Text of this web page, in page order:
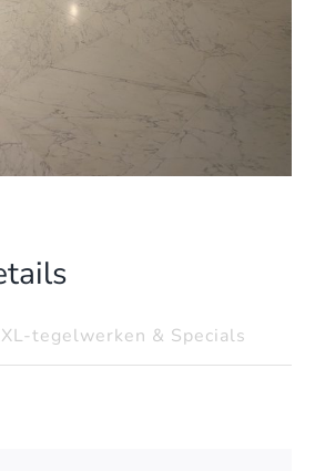
tegelwerken & Specials